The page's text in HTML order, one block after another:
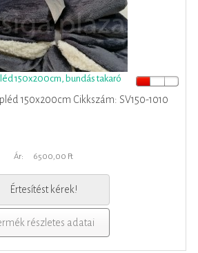
150x200cm, bundás takaró
150x200cm Cikkszám: SV150-1010
Ár: 6500,00 Ft
Értesítést kérek!
részletes adatai